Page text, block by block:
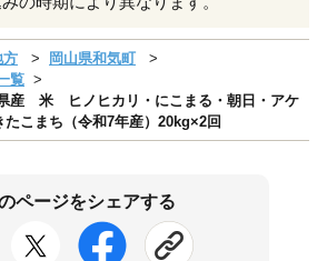
方
岡山県和気町
覧
産 米 ヒノヒカリ・にこまる・朝日・アケ
たこまち（令和7年産）20kg×2回
ページをシェアする